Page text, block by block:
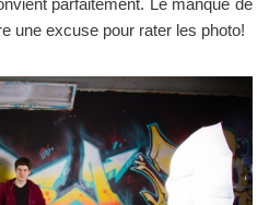
parfaitement. Le manque de
une excuse pour rater les photo!